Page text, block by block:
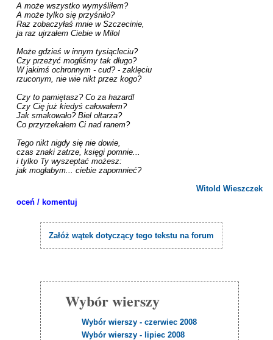
A może wszystko wymyśliłem?
A może tylko się przyśniło?
Raz zobaczyłaś mnie w Szczecinie,
ja raz ujrzałem Ciebie w Milo!
Może gdzieś w innym tysiącleciu?
Czy przeżyć mogliśmy tak długo?
W jakimś ochronnym - cud? - zaklęciu
rzuconym, nie wie nikt przez kogo?
Czy to pamiętasz? Co za hazard!
Czy Cię już kiedyś całowałem?
Jak smakowało? Biel ołtarza?
Co przyrzekałem Ci nad ranem?
Tego nikt nigdy się nie dowie,
czas znaki zatrze, księgi pomnie...
i tylko Ty wyszeptać możesz:
jak mogłabym... ciebie zapomnieć?
Witold Wieszczek
oceń / komentuj
Załóż wątek dotyczący tego tekstu na forum
Wybór wierszy
Wybór wierszy - czerwiec 2008
Wybór wierszy - lipiec 2008